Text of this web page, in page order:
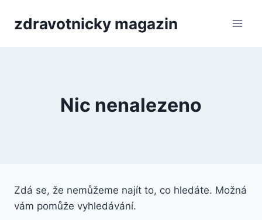
zdravotnicky magazin
Nic nenalezeno
Zdá se, že nemůžeme najít to, co hledáte. Možná
vám pomůže vyhledávání.